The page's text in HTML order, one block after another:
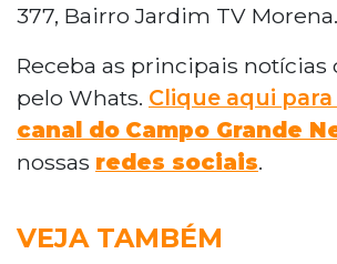
377, Bairro Jardim TV Morena.
Receba as principais notícias
pelo Whats. Clique aqui
canal do Campo Grande
nossas redes sociais.
VEJA TAMBÉM